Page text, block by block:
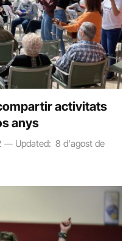
activitats
anys
Updated: 8 d'agost de